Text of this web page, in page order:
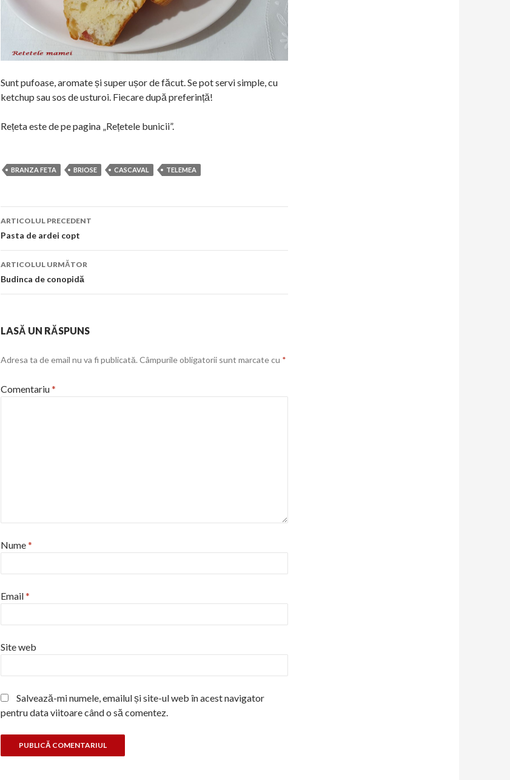
Sunt pufoase, aromate și super ușor de făcut. Se pot servi simple, cu
ketchup sau sos de usturoi. Fiecare după preferință!
Rețeta este de pe pagina „Rețetele bunicii”.
BRANZA FETA BRIOSE CASCAVAL TELEMEA
Navigare
în
articol
ARTICOLUL PRECEDENT
Pasta de ardei copt
ARTICOLUL URMĂTOR
Budinca de conopidă
LASĂ UN RĂSPUNS
Adresa ta de email nu va fi publicată.Câmpurile obligatorii sunt marcate cu *
Comentariu*
Nume*
Email*
Site web
Salvează-mi numele, emailul și site-ul web în acest navigator
pentru data viitoare când o să comentez.